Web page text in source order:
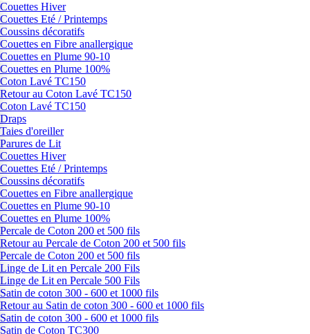
Couettes Hiver
Couettes Eté / Printemps
Coussins décoratifs
Couettes en Fibre anallergique
Couettes en Plume 90-10
Couettes en Plume 100%
Coton Lavé TC150
Retour au Coton Lavé TC150
Coton Lavé TC150
Draps
Taies d'oreiller
Parures de Lit
Couettes Hiver
Couettes Eté / Printemps
Coussins décoratifs
Couettes en Fibre anallergique
Couettes en Plume 90-10
Couettes en Plume 100%
Percale de Coton 200 et 500 fils
Retour au Percale de Coton 200 et 500 fils
Percale de Coton 200 et 500 fils
Linge de Lit en Percale 200 Fils
Linge de Lit en Percale 500 Fils
Satin de coton 300 - 600 et 1000 fils
Retour au Satin de coton 300 - 600 et 1000 fils
Satin de coton 300 - 600 et 1000 fils
Satin de Coton TC300